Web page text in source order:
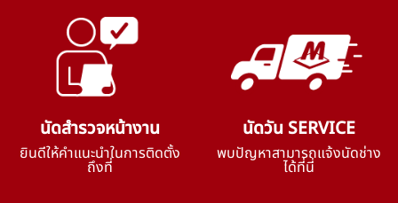
นัดสำรวจหน้างาน
ยินดีให้คำแนะนำในการติดตั้ง
ถึงที่
นัดวัน SERVICE
พบปัญหาสามารถแจ้งนัดช่าง
ได้ที่นี่